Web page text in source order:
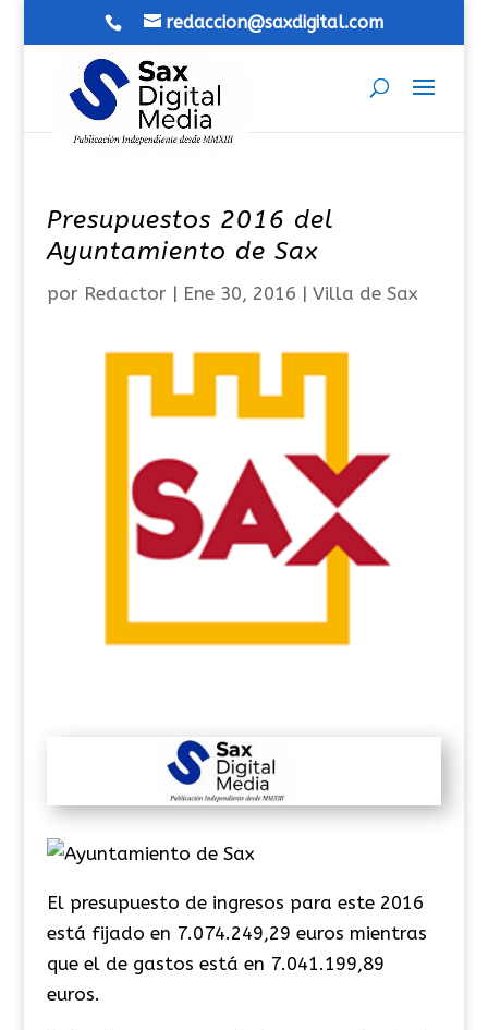
redaccion@saxdigital.com
Presupuestos 2016 del
Ayuntamiento de Sax
por Redactor| Ene 30, 2016 | Villa de Sax
El presupuesto de ingresos para este 2016
está fijado en 7.074.249,29 euros mientras
que el de gastos está en 7.041.199,89
euros.